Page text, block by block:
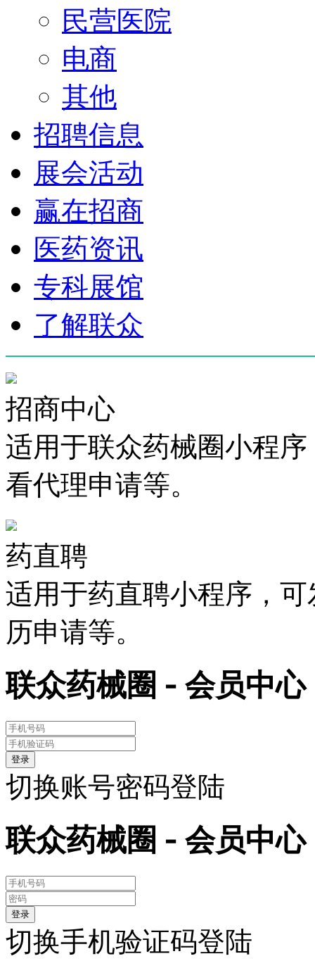
民营医院
电商
其他
招聘信息
展会活动
赢在招商
医药资讯
专科展馆
了解联众
招商中心
适用于联众药械圈小程
看代理申请等。
药直聘
适用于药直聘小程序，
历申请等。
联众药械圈 - 会员中心
登录
切换账号密码登陆
联众药械圈 - 会员中心
登录
切换手机验证码登陆